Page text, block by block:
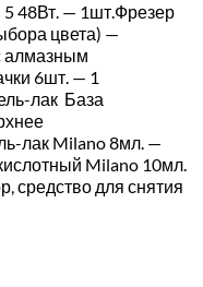
48Вт. — 1шт.Фрезер
цвета) —
алмазным
6шт. — 1
лак База
лак Milano 8мл. —
Milano 10мл.
средство для снятия